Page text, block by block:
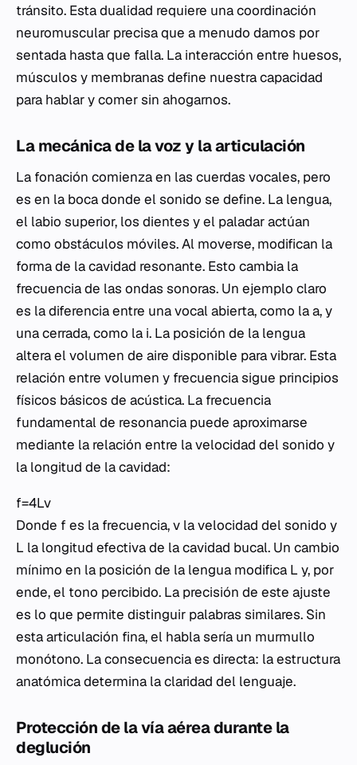
tránsito. Esta dualidad requiere una coordinación
neuromuscular precisa que a menudo damos por
sentada hasta que falla. La interacción entre huesos,
músculos y membranas define nuestra capacidad
para hablar y comer sin ahogarnos.
La mecánica de la voz y la articulación
La fonación comienza en las cuerdas vocales, pero
es en la boca donde el sonido se define. La lengua,
el labio superior, los dientes y el paladar actúan
como obstáculos móviles. Al moverse, modifican la
forma de la cavidad resonante. Esto cambia la
frecuencia de las ondas sonoras. Un ejemplo claro
es la diferencia entre una vocal abierta, como laa, y
una cerrada, como la i. La posición de la lengua
altera el volumen de aire disponible para vibrar. Esta
relación entre volumen y frecuencia sigue principios
físicos básicos de acústica. La frecuencia
fundamental de resonancia puede aproximarse
mediante la relación entre la velocidad del sonido y
la longitud de la cavidad:
f=4Lv​
Donde f es la frecuencia,v la velocidad del sonido y
L la longitud efectiva de la cavidad bucal. Un cambio
mínimo en la posición de la lengua modifica L y, por
ende, el tono percibido. La precisión de este ajuste
es lo que permite distinguir palabras similares. Sin
esta articulación fina, el habla sería un murmullo
monótono. La consecuencia es directa: la estructura
anatómica determina la claridad del lenguaje.
Protección de la vía aérea durante la
deglución